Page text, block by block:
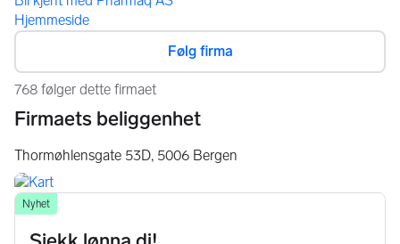
Hjemmeside
Følg firma
768 følger dette firmaet
Firmaets beliggenhet
Thormøhlensgate 53D, 5006 Bergen